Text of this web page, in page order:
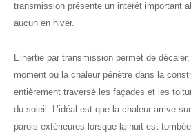
transmission présente un intérêt important
aucun en hiver.
L’inertie par transmission permet de
moment ou la chaleur pénètre dans la
entièrement traversé les façades et les
du soleil. L’idéal est que la chaleur arrive
parois extérieures lorsque la nuit est